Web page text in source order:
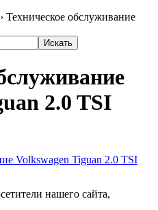
› Техническое обслуживание
2.0 TSI
нашего сайта,